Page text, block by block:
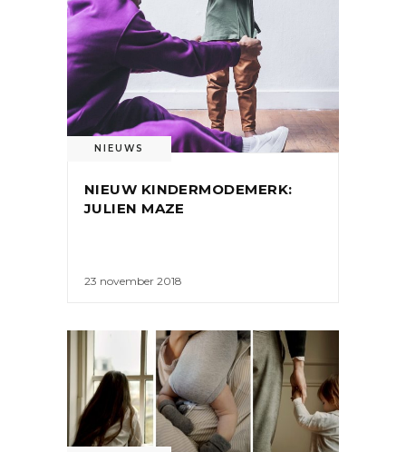
NIEUWS
NIEUW KINDERMODEMERK:
JULIEN MAZE
23 november 2018